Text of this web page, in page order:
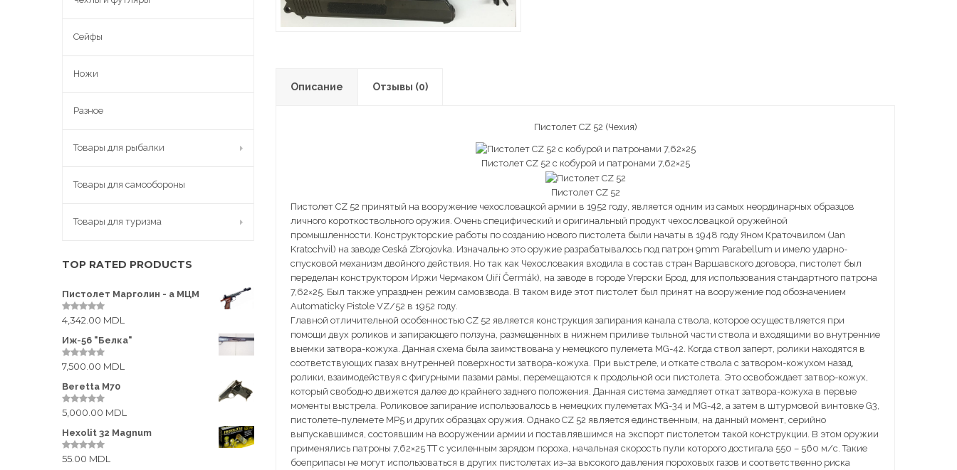
Описание Отзывы (0)
Пистолет CZ 52 (Чехия)
Пистолет CZ 52 с кобурой и патронами 7,62×25
Пистолет CZ 52
Пистолет CZ 52 принятый на вооружение чехословацкой армии в 1952 году, является одним из самых неординарных образцов
личного короткоствольного оружия. Очень специфический и оригинальный продукт чехословацкой оружейной
промышленности. Конструкторские работы по созданию нового пистолета были начаты в 1948 году Яном Краточвилом (Jan
Kratochvil) на заводе Ceská Zbrojovka. Изначально это оружие разрабатывалось под патрон 9mm Parabellum и имело ударно-
спусковой механизм двойного действия. Но так как Чехословакия входила в состав стран Варшавского договора, пистолет был
переделан конструктором Иржи Чермаком (Jiří Čermák), на заводе в городе Угерски Брод, для использования стандартного патрона
7,62×25. Был также упразднен режим самовзвода. В таком виде этот пистолет был принят на вооружение под обозначением
Automaticky Pistole VZ/52 в 1952 году.
Главной отличительной особенностью CZ 52 является конструкция запирания канала ствола, которое осуществляется при
помощи двух роликов и запирающего ползуна, размещенных в нижнем приливе тыльной части ствола и входящими во внутренние
выемки затвора-кожуха. Данная схема была заимствована у немецкого пулемета MG-42. Когда ствол заперт, ролики находятся в
соответствующих пазах внутренней поверхности затвора-кожуха. При выстреле, и откате ствола с затвором-кожухом назад,
ролики, взаимодействуя с фигурными пазами рамы, перемещаются к продольной оси пистолета. Это освобождает затвор-кожух,
который свободно движется далее до крайнего заднего положения. Данная система замедляет откат затвора-кожуха в первые
моменты выстрела. Роликовое запирание использовалось в немецких пулеметах MG-34 и MG-42, а затем в штурмовой винтовке G3,
пистолете-пулемете MP5 и других образцах оружия. Однако CZ 52 является единственным, на данный момент, серийно
выпускавшимся, состоявшим на вооружении армии и поставлявшимся на экспорт пистолетом такой конструкции. В этом оружии
применялись патроны 7,62×25 ТТ с усиленным зарядом пороха, начальная скорость пули которого достигала 550 – 560 м/с. Такие
боеприпасы не могут использоваться в других пистолетах из–за высокого давления пороховых газов и соответственно риска
Кронштейны
Сейфы
Ножи
Разное
Товары для рыбалки
Товары для самообороны
Товары для туризма
TOP RATED PRODUCTS
Пистолет Марголин - а МЦМ
0
u
o
f
4,342.00 MDL
Иж-56 "Белка"
0
u
o
f
7,500.00 MDL
Beretta M70
0
u
o
f
5,000.00 MDL
Hexolit 32 Magnum
0
55.00 MDL